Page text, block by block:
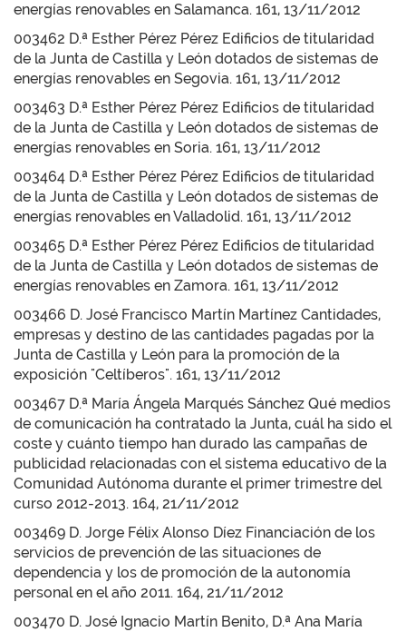
energías renovables en Salamanca. 161, 13/11/2012
003462 D.ª Esther Pérez Pérez Edificios de titularidad
de la Junta de Castilla y León dotados de sistemas de
energías renovables en Segovia. 161, 13/11/2012
003463 D.ª Esther Pérez Pérez Edificios de titularidad
de la Junta de Castilla y León dotados de sistemas de
energías renovables en Soria. 161, 13/11/2012
003464 D.ª Esther Pérez Pérez Edificios de titularidad
de la Junta de Castilla y León dotados de sistemas de
energías renovables en Valladolid. 161, 13/11/2012
003465 D.ª Esther Pérez Pérez Edificios de titularidad
de la Junta de Castilla y León dotados de sistemas de
energías renovables en Zamora. 161, 13/11/2012
003466 D. José Francisco Martín Martínez Cantidades,
empresas y destino de las cantidades pagadas por la
Junta de Castilla y León para la promoción de la
exposición "Celtíberos". 161, 13/11/2012
003467 D.ª María Ángela Marqués Sánchez Qué medios
de comunicación ha contratado la Junta, cuál ha sido el
coste y cuánto tiempo han durado las campañas de
publicidad relacionadas con el sistema educativo de la
Comunidad Autónoma durante el primer trimestre del
curso 2012-2013. 164, 21/11/2012
003469 D. Jorge Félix Alonso Díez Financiación de los
servicios de prevención de las situaciones de
dependencia y los de promoción de la autonomía
personal en el año 2011. 164, 21/11/2012
003470 D. José Ignacio Martín Benito, D.ª Ana María